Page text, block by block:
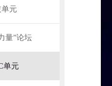
元
量”论坛
单元